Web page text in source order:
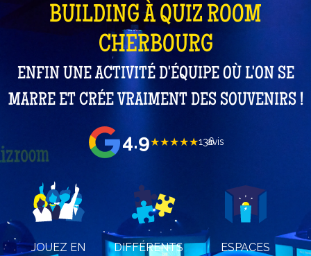
BUILDING À QUIZ ROOM
CHERBOURG
ENFIN UNE ACTIVITÉ D'ÉQUIPE OÙ L'ON SE
MARRE ET CRÉE VRAIMENT DES SOUVENIRS !
4.9★★★★★136avis
JOUEZ EN
DIFFÉRENTS
ESPACES